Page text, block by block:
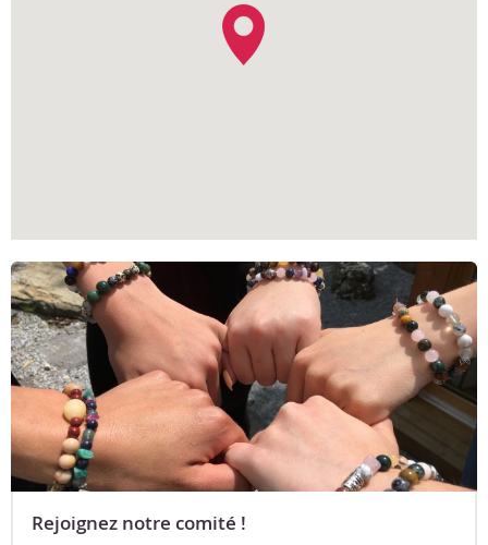
Rejoignez notre comité !